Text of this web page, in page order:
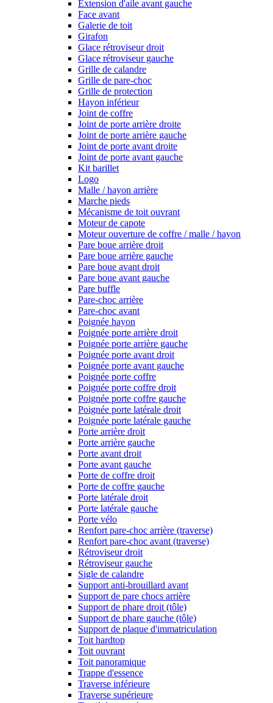
Extension d'aile avant gauche
Face avant
Galerie de toit
Girafon
Glace rétroviseur droit
Glace rétroviseur gauche
Grille de calandre
Grille de pare-choc
Grille de protection
Hayon inférieur
Joint de coffre
Joint de porte arrière droite
Joint de porte arrière gauche
Joint de porte avant droite
Joint de porte avant gauche
Kit barillet
Logo
Malle / hayon arrière
Marche pieds
Mécanisme de toit ouvrant
Moteur de capote
Moteur ouverture de coffre / malle / hayon
Pare boue arrière droit
Pare boue arrière gauche
Pare boue avant droit
Pare boue avant gauche
Pare buffle
Pare-choc arrière
Pare-choc avant
Poignée hayon
Poignée porte arrière droit
Poignée porte arrière gauche
Poignée porte avant droit
Poignée porte avant gauche
Poignée porte coffre
Poignée porte coffre droit
Poignée porte coffre gauche
Poignée porte latérale droit
Poignée porte latérale gauche
Porte arrière droit
Porte arrière gauche
Porte avant droit
Porte avant gauche
Porte de coffre droit
Porte de coffre gauche
Porte latérale droit
Porte latérale gauche
Porte vélo
Renfort pare-choc arrière (traverse)
Renfort pare-choc avant (traverse)
Rétroviseur droit
Rétroviseur gauche
Sigle de calandre
Support anti-brouillard avant
Support de pare chocs arrière
Support de phare droit (tôle)
Support de phare gauche (tôle)
Support de plaque d'immatriculation
Toit hardtop
Toit ouvrant
Toit panoramique
Trappe d'essence
Traverse inférieure
Traverse supérieure